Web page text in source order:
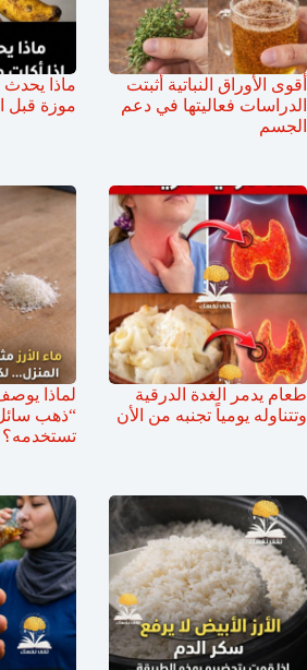
أقوى الأوراق النباتية أثبتت
الدراسات فعاليتها في دعم
الجسم
ماذا
موزة قبل
طعام يدمر الغدة الدرقية
وتتناوله يومياً تجنبه من الأن
لماذا
“ذهب
تستخدمه؟